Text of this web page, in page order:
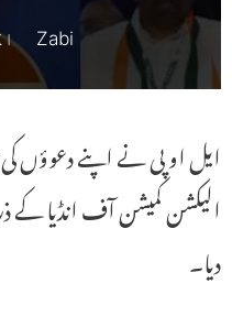
Zabi
الیکشن کمیشن آف انڈیا کے
دیا۔